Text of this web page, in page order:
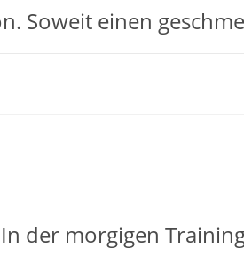
Soweit einen
der morgigen